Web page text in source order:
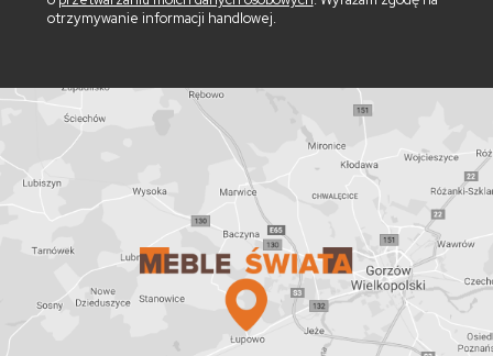
otrzymywanie informacji handlowej.